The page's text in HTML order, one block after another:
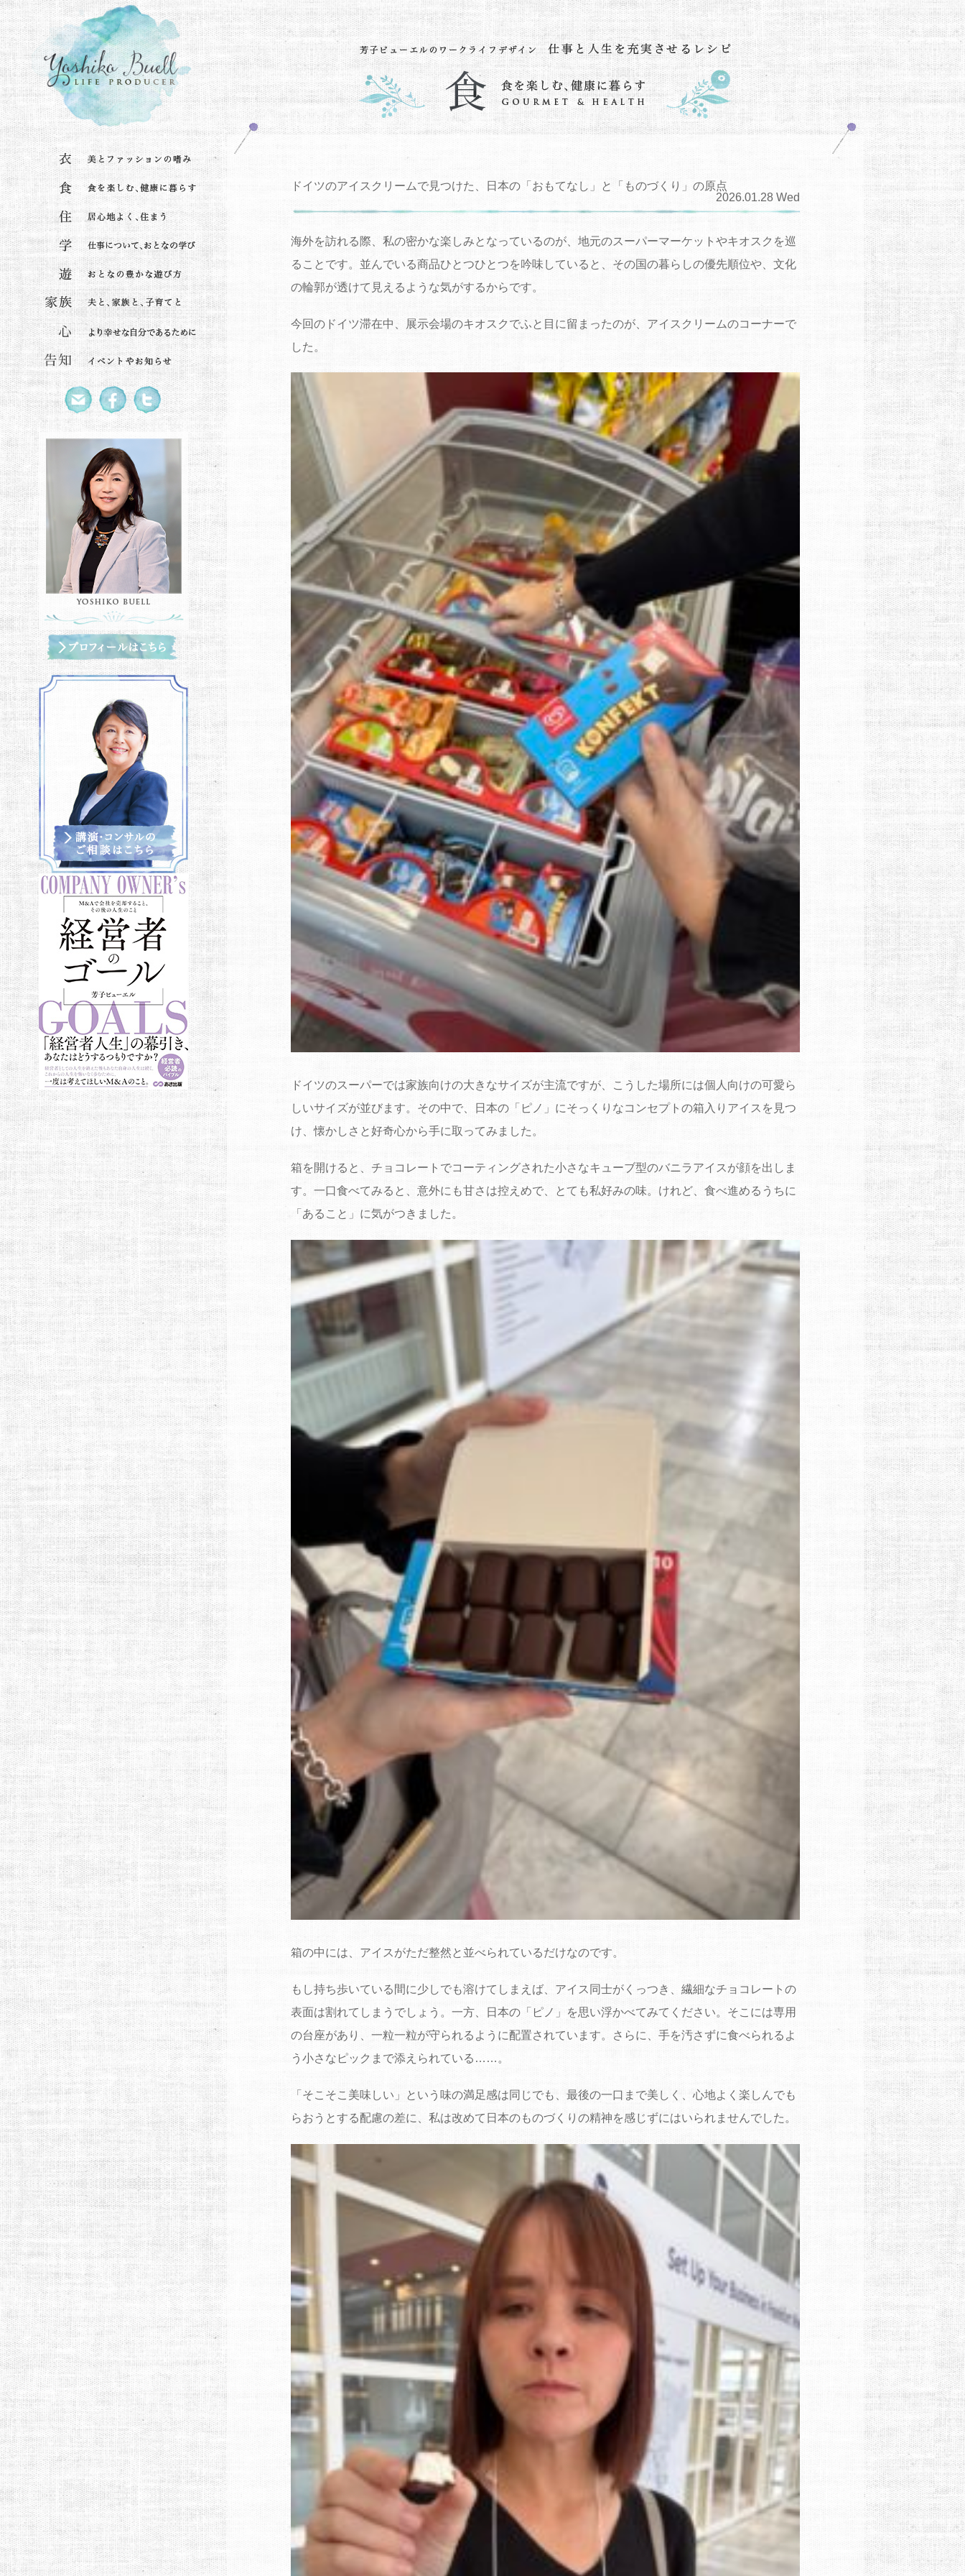
ドイツのアイスクリームで見つけた、日本の「おもてなし」と「ものづくり」の原点
2026.01.28 Wed
海外を訪れる際、私の密かな楽しみとなっているのが、地元のスーパーマーケットやキオスクを巡
ることです。並んでいる商品ひとつひとつを吟味していると、その国の暮らしの優先順位や、文化
の輪郭が透けて見えるような気がするからです。
今回のドイツ滞在中、展示会場のキオスクでふと目に留まったのが、アイスクリームのコーナーで
した。
ドイツのスーパーでは家族向けの大きなサイズが主流ですが、こうした場所には個人向けの可愛ら
しいサイズが並びます。その中で、日本の「ピノ」にそっくりなコンセプトの箱入りアイスを見つ
け、懐かしさと好奇心から手に取ってみました。
箱を開けると、チョコレートでコーティングされた小さなキューブ型のバニラアイスが顔を出しま
す。一口食べてみると、意外にも甘さは控えめで、とても私好みの味。けれど、食べ進めるうちに
「あること」に気がつきました。
箱の中には、アイスがただ整然と並べられているだけなのです。
もし持ち歩いている間に少しでも溶けてしまえば、アイス同士がくっつき、繊細なチョコレートの
表面は割れてしまうでしょう。一方、日本の「ピノ」を思い浮かべてみてください。そこには専用
の台座があり、一粒一粒が守られるように配置されています。さらに、手を汚さずに食べられるよ
う小さなピックまで添えられている……。
「そこそこ美味しい」という味の満足感は同じでも、最後の一口まで美しく、心地よく楽しんでも
らおうとする配慮の差に、私は改めて日本のものづくりの精神を感じずにはいられませんでした。